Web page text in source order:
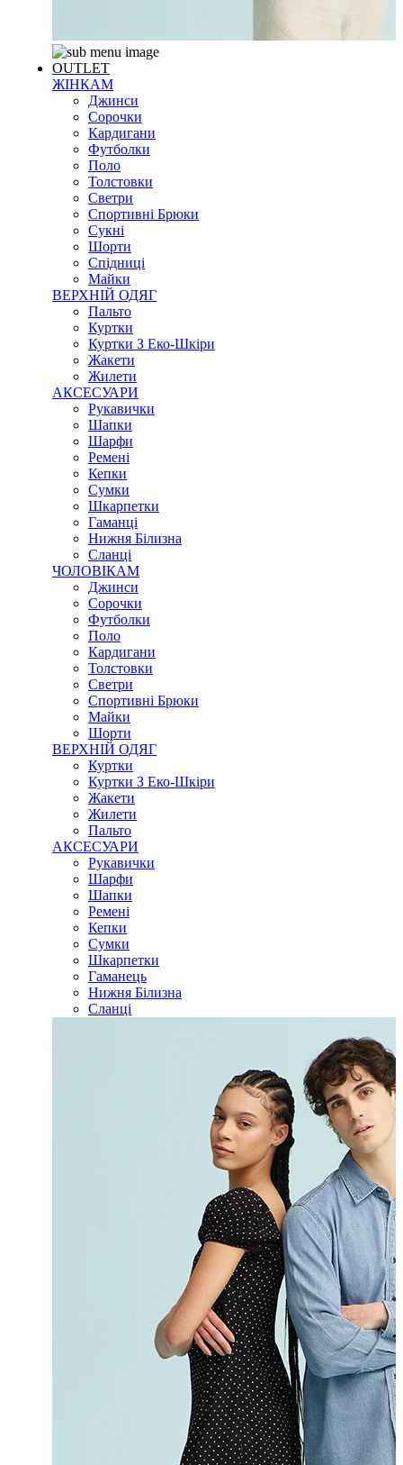
OUTLET
ЖІНКАМ
Джинси
Сорочки
Кардигани
Футболки
Поло
Толстовки
Светри
Спортивні Брюки
Сукні
Шорти
Спідниці
Майки
ВЕРХНІЙ ОДЯГ
Пальто
Куртки
Куртки З Еко-Шкіри
Жакети
Жилети
АКСЕСУАРИ
Рукавички
Шапки
Шарфи
Ремені
Кепки
Сумки
Шкарпетки
Гаманці
Нижня Білизна
Сланці
ЧОЛОВІКАМ
Джинси
Сорочки
Футболки
Поло
Кардигани
Толстовки
Светри
Спортивні Брюки
Майки
Шорти
ВЕРХНІЙ ОДЯГ
Куртки
Куртки З Еко-Шкіри
Жакети
Жилети
Пальто
АКСЕСУАРИ
Рукавички
Шарфи
Шапки
Ремені
Кепки
Сумки
Шкарпетки
Гаманець
Нижня Білизна
Сланці